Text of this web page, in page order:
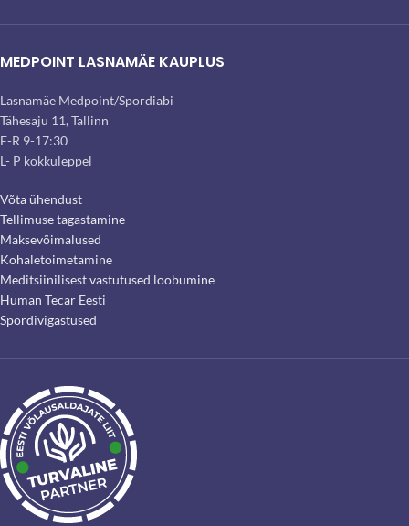
MEDPOINT LASNAMÄE KAUPLUS
Lasnamäe Medpoint/Spordiabi
Tähesaju 11, Tallinn
E-R 9-17:30
L- P kokkuleppel
Võta ühendust
Tellimuse tagastamine
Maksevõimalused
Kohaletoimetamine
Meditsiinilisest vastutused loobumine
Human Tecar Eesti
Spordivigastused